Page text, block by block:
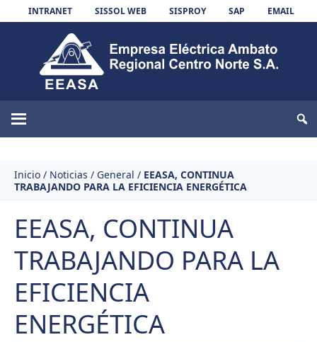
Skip to content
INTRANET SISSOL WEB SISPROY SAP EMAIL
EEASA
Inicio / Noticias / General / EEASA, CONTINUA
TRABAJANDO PARA LA EFICIENCIA ENERGÉTICA
EEASA, CONTINUA
TRABAJANDO PARA LA
EFICIENCIA
ENERGÉTICA